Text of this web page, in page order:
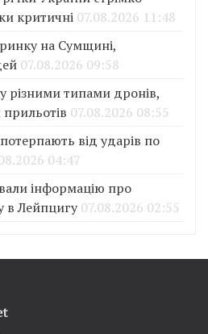
критичні 07.08.2026 11:48
на Сумщині,
07.08.2026 09:58
різними типами дронів,
07.08.2026 08:55
від ударів по
04:47
інформацію про
в Лейпцигу 07.08.2026 02:55